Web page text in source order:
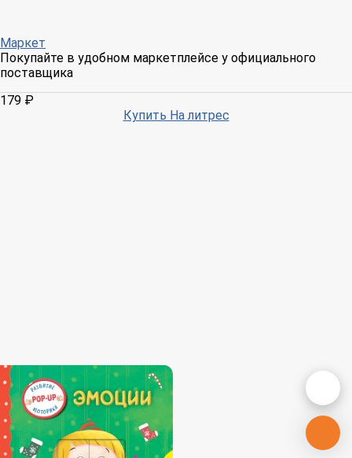
Маркет
Покупайте в удобном маркетплейсе у официального
поставщика
179 ₽
Купить На литрес